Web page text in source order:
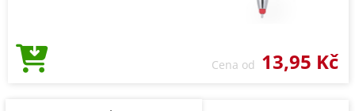
Cena od 13,95 Kč